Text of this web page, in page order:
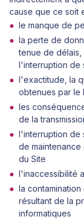
cause que ce soit
le manque de
la perte de
tenue de
l'interruption de
l'exactitude, la
obtenues par le
les
de la
l'interruption de
de maintenance
du Site
l'inaccessibilité
la
résultant de la
informatiques